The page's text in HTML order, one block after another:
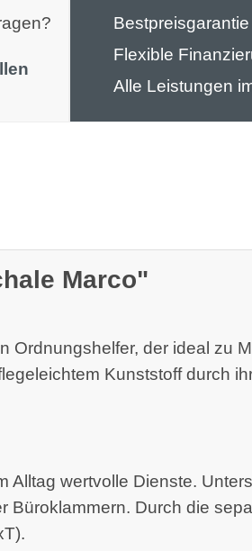
Bestpreisgarantie
Flexible
Alle Leistungen
Marco"
Ordnungshelfer, der ideal zu
Kunststoff durch
wertvolle Dienste.
Durch die